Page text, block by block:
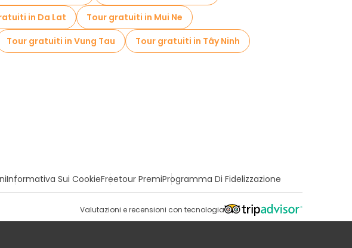
in Da Lat
Tour gratuiti in Mui Ne
Tour gratuiti in Vung Tau
Tour gratuiti in Tây Ninh
Informativa Sui CookieFreetour PremiProgramma Di Fidelizzazione
Valutazioni e recensioni con tecnologia